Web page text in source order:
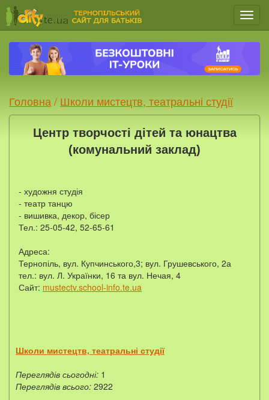
Меню
Головна / Школи мистецтв, театральні студії
Центр творчості дітей та юнацтва
(комунальний заклад)
- художня студія
- театр танцю
- вишивка, декор, бісер
Тел.: 25-05-42, 52-65-61
Адреса:
Тернопіль, вул. Купчинського,3; вул. Грушевського, 2а
тел.: вул. Л. Українки, 16 та вул. Нечая, 4
Сайт: mustectv.school-info.te.ua
Школи мистецтв, театральні студії
Переглядів сьогодні: 1
Переглядів всього: 2922